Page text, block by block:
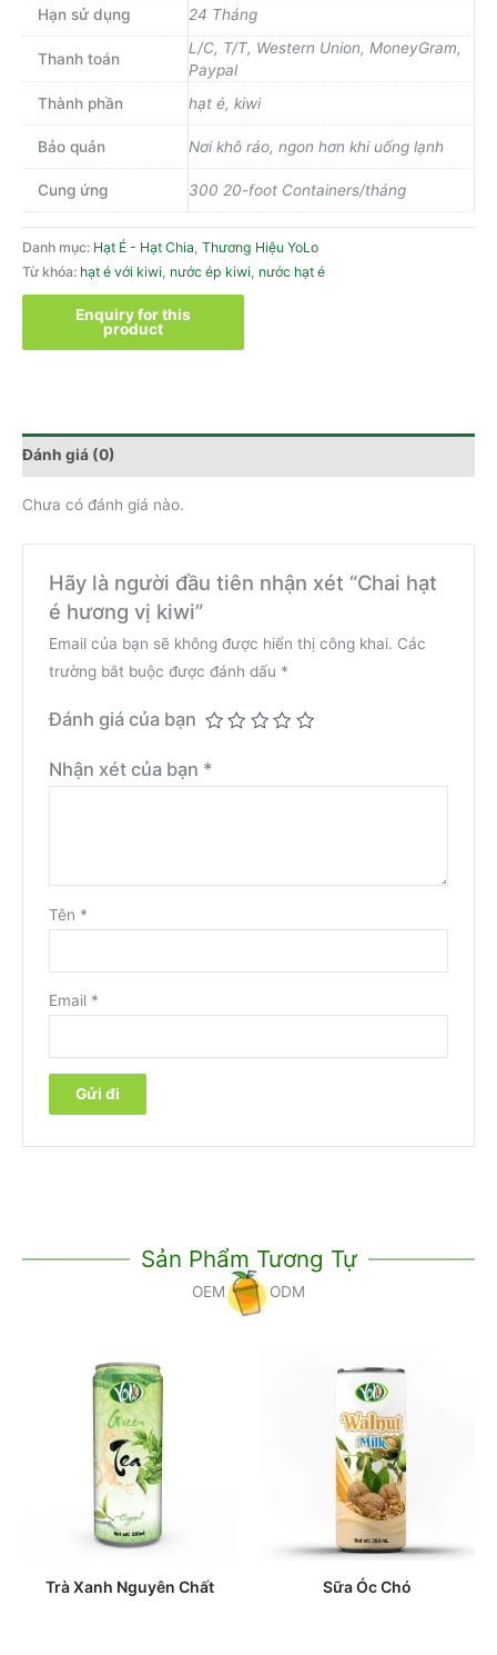
Hạn sử dụng 24 Tháng
Thanh toán
L/C, T/T, Western Union, MoneyGram,
Paypal
Thành phần
hạt é, kiwi
Bảo quản Nơi khô ráo, ngon hơn khi uống lạnh
Cung ứng 300 20-foot Containers/tháng
Danh mục: Hạt É - Hạt Chia Thương Hiệu YoLo
Từ khóa: hạt é với kiwi nước ép kiwi nước hạt é
Đánh giá (0)
Chưa có đánh giá nào.
Hãy là người đầu tiên nhận xét “Chai hạt
é hương vị kiwi”
Email của bạn sẽ không được hiển thị công khai. Các
trường bắt buộc được đánh dấu *
Đánh giá của bạn
Nhận xét của bạn *
Tên *
Email *
Sản Phẩm Tương Tự
OEM ODM
Trà Xanh Nguyên Chất Sữa Óc Chó